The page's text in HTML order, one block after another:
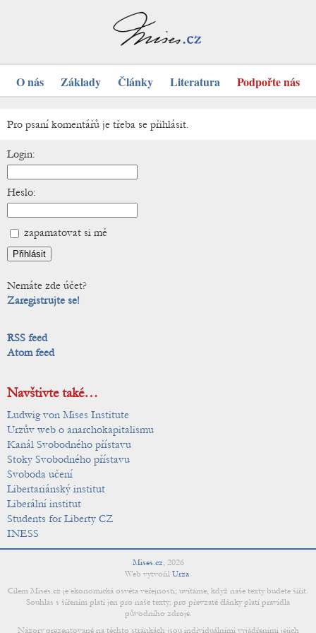
O nás Základy Články Literatura Podpořte nás
Pro psaní komentářů je třeba se přihlásit.
Login:
Heslo:
zapamatovat si mě
Nemáte zde účet?
Zaregistrujte se!
RSS feed
Atom feed
Navštivte také…
Ludwig von Mises Institute
Urzův web o anarchokapitalismu
Kanál Svobodného přístavu
Stoky Svobodného přístavu
Svoboda učení
Libertariánský institut
Liberální institut
Students for Liberty CZ
INESS
Mises.cz, 2026
Web vytvořil Urza.
Cílem Mises.cz je ekonomická osvěta veřejnosti; uvítáme, když naše texty budete šířit.
Souhlas s šířením platí jen pro naše texty; pro převzaté články platí pravidla
původního zdroje.
Názory prezentované na těchto stránkách jsou individuálními vyjádřeními jejich